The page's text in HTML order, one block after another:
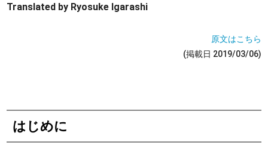
Translated by Ryosuke Igarashi
原文はこちら
(掲載日 2019/03/06)
はじめに